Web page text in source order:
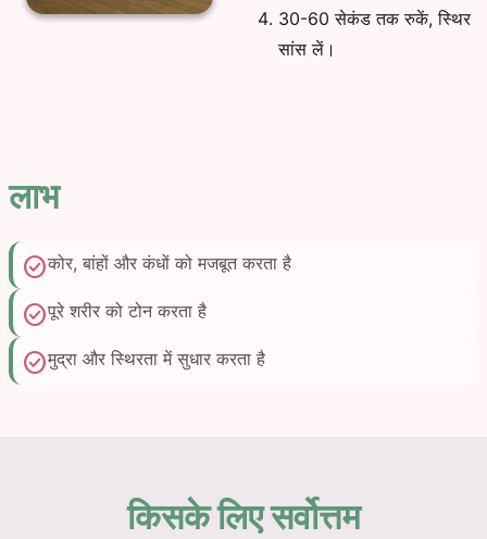
30-60 सेकंड तक रुकें, स्थिर
सांस लें।
लाभ
check_circleकोर, बांहों और कंधों को मजबूत करता है
check_circleपूरे शरीर को टोन करता है
check_circleमुद्रा और स्थिरता में सुधार करता है
किसके लिए सर्वोत्तम